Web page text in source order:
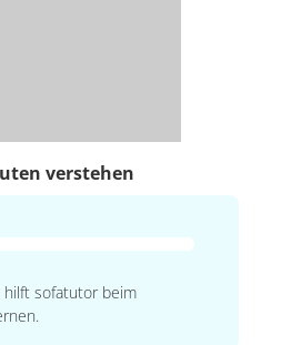
verstehen
sofatutor beim